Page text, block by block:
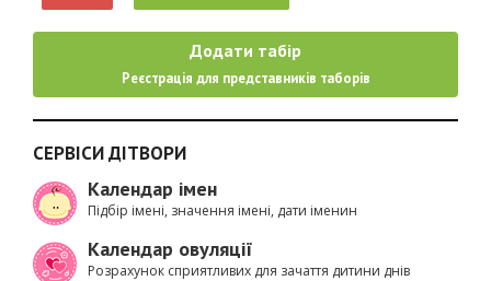
Додати табір
Реєстрація для представників таборів
СЕРВІСИ ДІТВОРИ
Календар імен
Підбір імені, значення імені, дати іменин
Календар овуляції
Розрахунок сприятливих для зачаття дитини днів